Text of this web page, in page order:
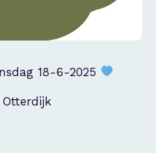
18-6-2025